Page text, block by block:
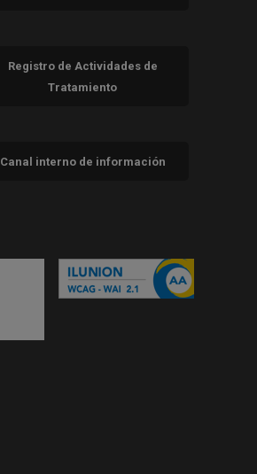
Registro de Actividades de
Tratamiento
Canal interno de información